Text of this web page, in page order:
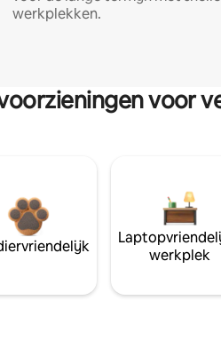
werkplekken.
voor
werkplek